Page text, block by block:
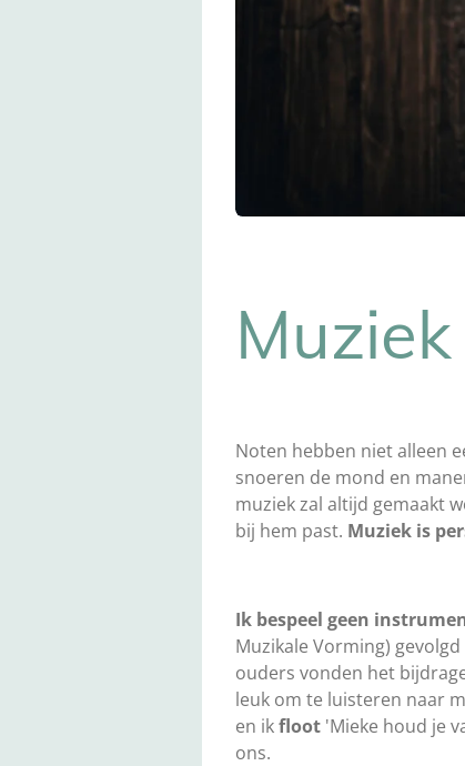
Noten hebben niet alleen
snoeren de mond en
muziek zal altijd gemaakt
bij hem past. Muziek is
Ik bespeel geen
Muzikale Vorming)
ouders vonden het
leuk om te luisteren naar
en ikfloot 'Mieke houd je
ons.